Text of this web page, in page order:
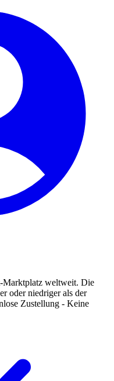
Marktplatz weltweit. Die
oder niedriger als der
Zustellung - Keine